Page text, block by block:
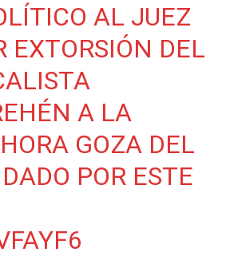
AL JUEZ
EXTORSIÓN DEL
A LA
GOZA DEL
POR ESTE